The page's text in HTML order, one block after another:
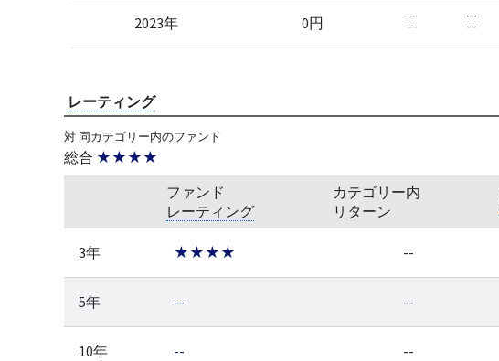
2023年 0円 --
--
--
--
レーティング
対 同カテゴリー内のファンド
総合 ★★★★
ファンド
レーティング
カテゴリー内
リターン
3年 ★★★★ --
5年 -- --
10年 -- --